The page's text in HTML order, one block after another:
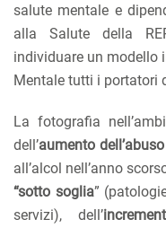
salute mentale e
alla Salute della
individuare un modello
Mentale tutti i portatori
La fotografia
dell’aumento
all’alcol nell’anno
“sotto soglia”
servizi), dell’